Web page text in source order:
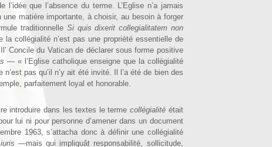
que l’absence du terme. L’Eglise n’a jamais
matière importante, à choisir, au besoin à forger
traditionnelle Si quis dixerit collegialitatem non
la collégialité n’est pas une propriété essentielle de
Concile du Vatican de déclarer sous forme positive
— « l’Eglise catholique enseigne que la collégia­lité
pas qu’il n’y ait été invité. Il l’a été de bien des
parfaitement loyal et honorable.
introduire dans les textes le termecollégialité était
lui ni pour personne d’amener dans un document
1963, s’attacha donc à définir une collégialité
—mais qui impliquât responsabilité, sollicitude,